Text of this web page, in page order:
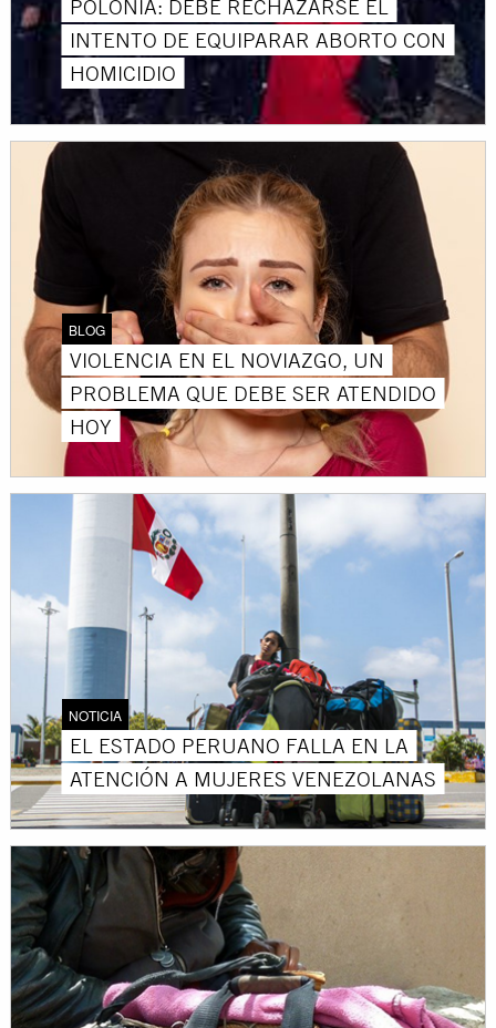
POLONIA: DEBE RECHAZARSE EL
INTENTO DE EQUIPARAR ABORTO CON
HOMICIDIO
BLOG
VIOLENCIA EN EL NOVIAZGO, UN
PROBLEMA QUE DEBE SER ATENDIDO
HOY
NOTICIA
EL ESTADO PERUANO FALLA EN LA
ATENCIÓN A MUJERES VENEZOLANAS